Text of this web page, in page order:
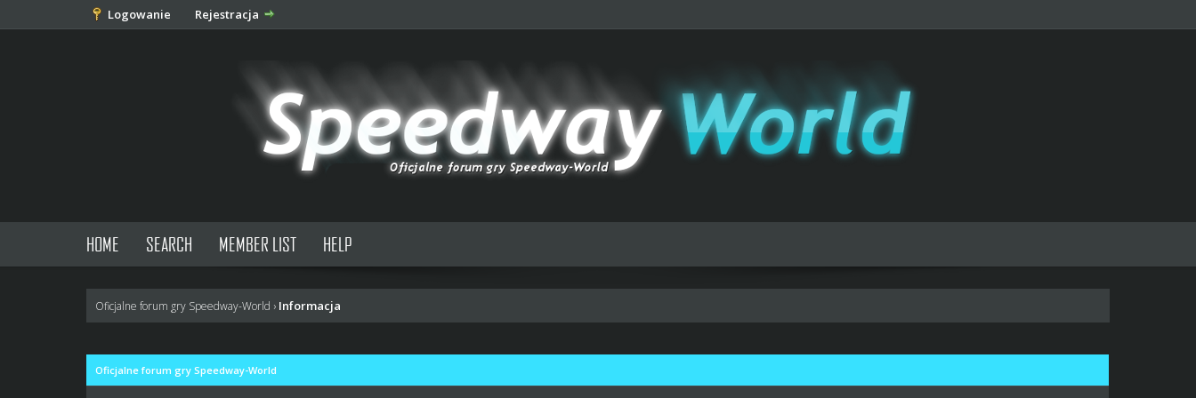
Logowanie Rejestracja
HOME SEARCH MEMBER LIST HELP
Oficjalne forum gry Speedway-World › Informacja
Oficjalne forum gry Speedway-World